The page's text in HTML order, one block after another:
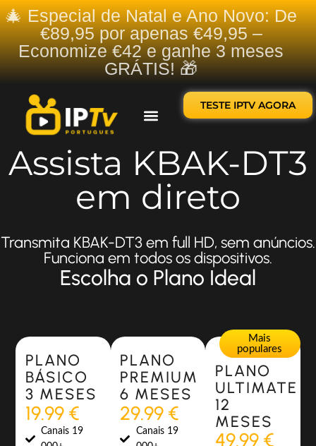
🎄 Especial de Natal e Ano Novo: De
€89,95 por apenas €49,95 –
Economize €42 e ganhe 3 meses
GRÁTIS! 🎁
TESTE IPTV AGORA
Assista KBAK-DT3
em direto
Transmita KBAK-DT3 em full HD, sem anúncios.
Funciona em todos os dispositivos.
Escolha o Plano Ideal
Most Popular
PLANO
BÁSICO
3 MESES
19.99 €
Canais 19
Most Popular
PLANO
PREMIUM
6 MESES
29.99 €
Canais 19
Mais
populares
PLANO
ULTIMATE
12
MESES
49.99 €